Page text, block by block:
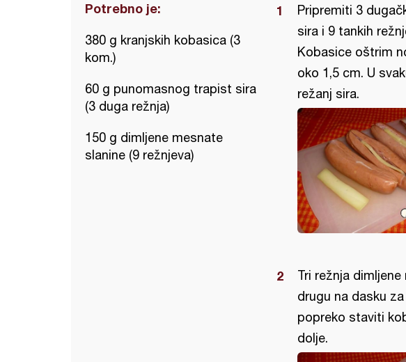
Potrebno je:
380 g kranjskih kobasica (3
kom.)
60 g punomasnog trapist sira
(3 duga režnja)
150 g dimljene mesnate
slanine (9 režnjeva)
Pripremiti 3
sira i 9 tankih
Kobasice oštrim
oko 1,5 cm. U
režanj sira.
Tri režnja
drugu na dasku
popreko staviti
dolje.